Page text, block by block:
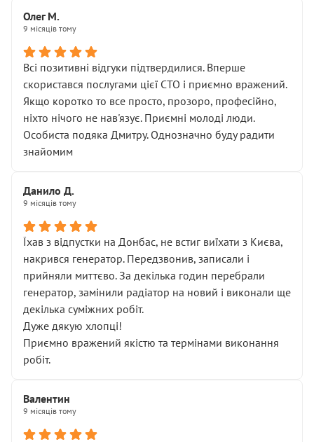
Олег М.
9 місяців тому
Всі позитивні відгуки підтвердилися. Вперше
скористався послугами цієї СТО і приємно вражений.
Якщо коротко то все просто, прозоро, професійно,
ніхто нічого не нав'язує. Приємні молоді люди.
Особиста подяка Дмитру. Однозначно буду радити
знайомим
Данило Д.
9 місяців тому
Їхав з відпустки на Донбас, не встиг виїхати з Києва,
накрився генератор. Передзвонив, записали і
прийняли миттєво. За декілька годин перебрали
генератор, замінили радіатор на новий і виконали ще
декілька суміжних робіт.
Дуже дякую хлопці!
Приємно вражений якістю та термінами виконання
робіт.
Валентин
9 місяців тому